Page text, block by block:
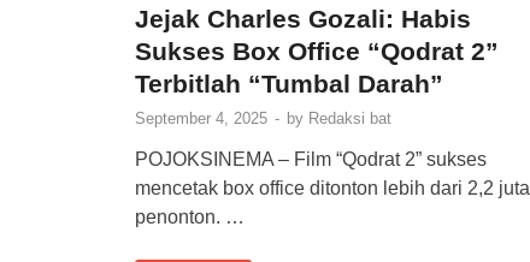
Jejak Charles Gozali: Habis
Sukses Box Office “Qodrat 2”
Terbitlah “Tumbal Darah”
September 4, 2025 - by Redaksi bat
POJOKSINEMA – Film “Qodrat 2” sukses
mencetak box office ditonton lebih dari 2,2 juta
penonton. …